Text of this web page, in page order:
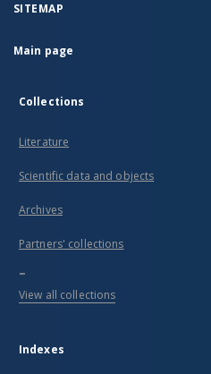
SITEMAP
Main page
Collections
Literature
Scientific data and objects
Archives
Partners' collections
...
View all collections
Indexes